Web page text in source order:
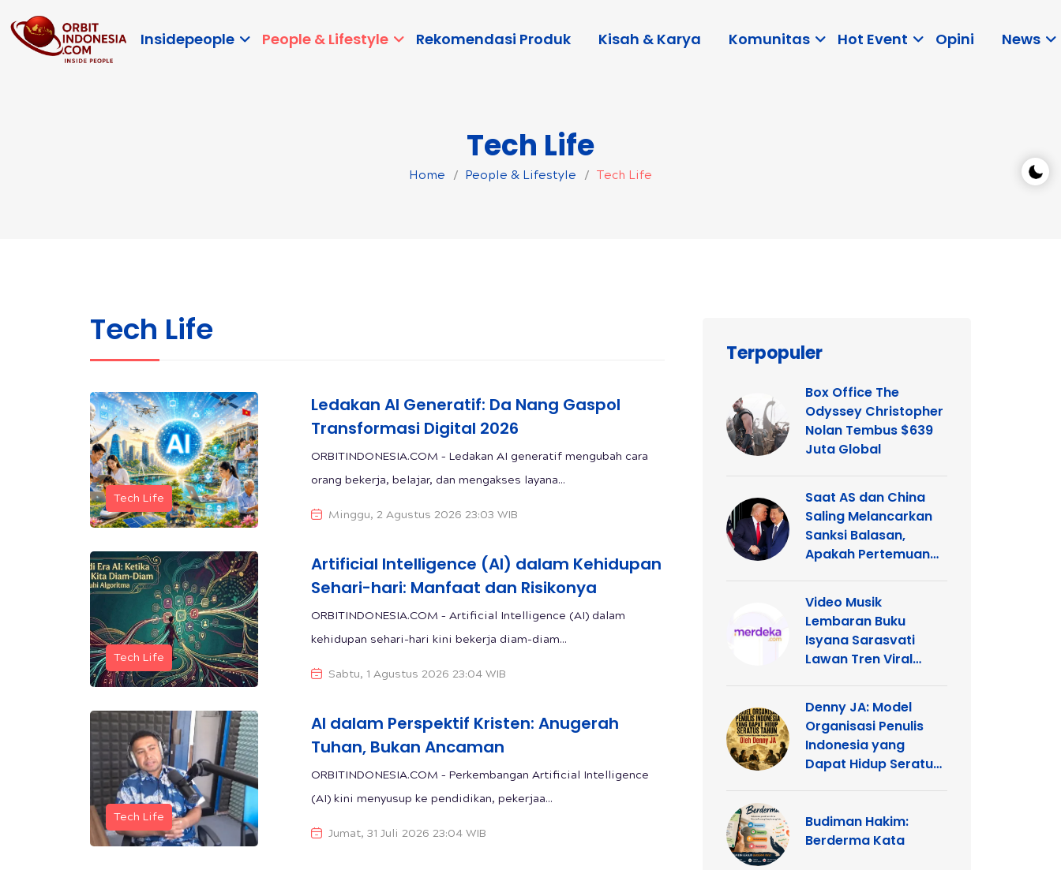
Insidepeople People & Lifestyle Rekomendasi Produk Kisah & Karya Komunitas Hot Event Opini News
Tech Life
Home People & Lifestyle Tech Life
Tech Life
Tech Life
Ledakan AI Generatif: Da Nang Gaspol
Transformasi Digital 2026
ORBITINDONESIA.COM – Ledakan AI generatif mengubah cara
orang bekerja, belajar, dan mengakses layana...
Minggu, 2 Agustus 2026 23:03 WIB
Tech Life
Artificial Intelligence (AI) dalam Kehidupan
Sehari-hari: Manfaat dan Risikonya
ORBITINDONESIA.COM – Artificial Intelligence (AI) dalam
kehidupan sehari-hari kini bekerja diam-diam...
Sabtu, 1 Agustus 2026 23:04 WIB
Tech Life
AI dalam Perspektif Kristen: Anugerah
Tuhan, Bukan Ancaman
ORBITINDONESIA.COM – Perkembangan Artificial Intelligence
(AI) kini menyusup ke pendidikan, pekerjaa...
Jumat, 31 Juli 2026 23:04 WIB
Terpopuler
Box Office The
Odyssey Christopher
Nolan Tembus $639
Juta Global
Saat AS dan China
Saling Melancarkan
Sanksi Balasan,
Apakah Pertemuan
Terancam?
Video Musik
Lembaran Buku
Isyana Sarasvati
Lawan Tren Viral
Denny JA: Model
Organisasi Penulis
Indonesia yang
Dapat Hidup Seratus
Budiman Hakim:
Berderma Kata